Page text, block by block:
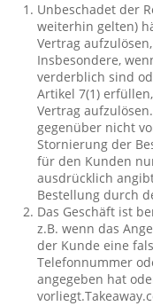
Unbeschadet der
weiterhin gelten)
Vertrag
Insbesondere,
verderblich sind
Artikel 7(1)
Vertrag
gegenüber nicht
Stornierung der
für den Kunden
ausdrücklich
Bestellung durch
Das Geschäft ist
z.B. wenn das
der Kunde eine
Telefonnummer
angegeben hat